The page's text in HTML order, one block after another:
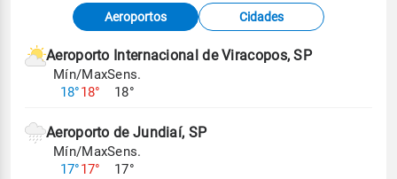
Fonte: dados combinados de estações
meteorológicas e satélite do Centro de Previsão
de Tempo e Estudos Climáticos (CPTEC).
Para obter mais informações sobre os dados
Aeroportos Cidades
Aeroporto Internacional de Viracopos, SP
Mín/Max
18°18°
Sens.
18°
Aeroporto de Jundiaí, SP
Mín/Max
17°17°
Sens.
17°